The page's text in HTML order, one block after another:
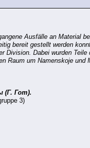
Ausfälle an Material
bereit gestellt werden
Dabei wurden
Raum um Namenskoje
(Г. Гот).
3)